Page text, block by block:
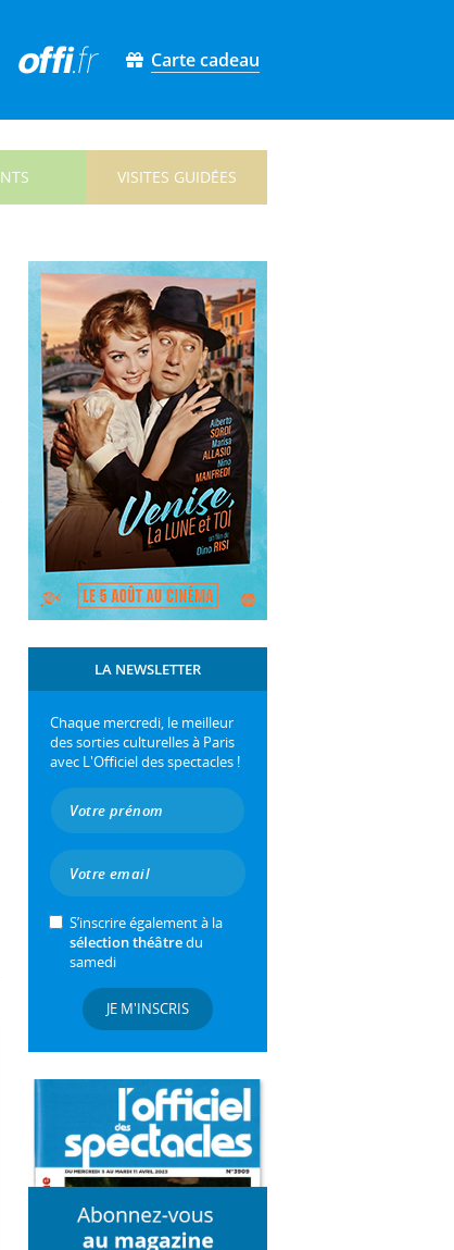
Carte cadeau
VISITES GUIDÉES
LA NEWSLETTER
Chaque mercredi, le meilleur
des sorties culturelles à Paris
avec L'Officiel des spectacles !
S’inscrire également à la
sélection théâtredu
samedi
JE M'INSCRIS